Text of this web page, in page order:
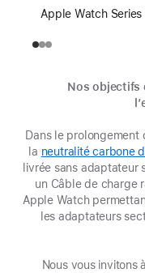
Apple Watch Series
Nos objectifs
Dans le prolongement
la neutralité carbone
livrée sans adaptateur
un Câble de charge
Apple Watch
les adaptateurs
Nous vous invitons